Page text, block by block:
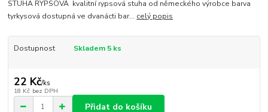
STUHA RYPSOVÁ kvalitní rypsová stuha od německého výrobce barva
tyrkysová dostupná ve dvanácti bar... celý popis
Dostupnost Skladem 5 ks
22 Kč/ks
18 Kč bez DPH
Přidat do košíku